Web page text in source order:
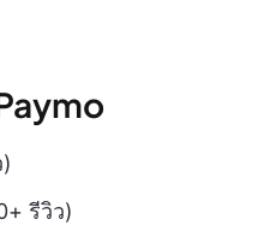
รีวิว)